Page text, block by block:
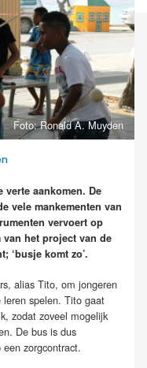
Foto: Ronald A. Muyden
verte aankomen. De
vele mankementen van
vervoert op
van het project van de
‘busje komt zo’.
alias Tito, om jongeren
spelen. Tito gaat
zodat zoveel mogelijk
De bus is dus
zorgcontract.